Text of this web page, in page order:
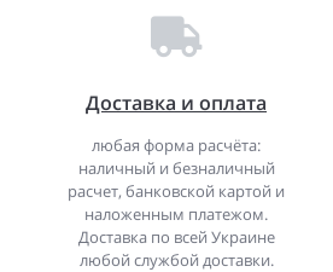
Доставка и оплата
любая форма расчёта:
наличный и безналичный
расчет, банковской картой и
наложенным платежом.
Доставка по всей Украине
любой службой доставки.